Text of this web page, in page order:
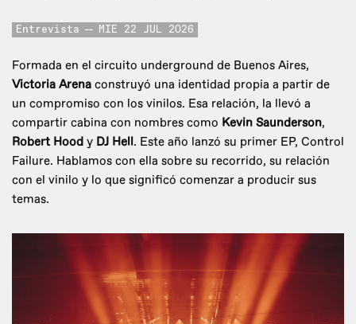
Entrevista MIE 22 JUL 2026
Formada en el circuito underground de Buenos Aires,
Victoria Arena construyó una identidad propia a partir de
un compromiso con los vinilos. Esa relación, la llevó a
compartir cabina con nombres como Kevin Saunderson,
Robert Hood y DJ Hell. Este año lanzó su primer EP, Control
Failure. Hablamos con ella sobre su recorrido, su relación
con el vinilo y lo que significó comenzar a producir sus
temas.